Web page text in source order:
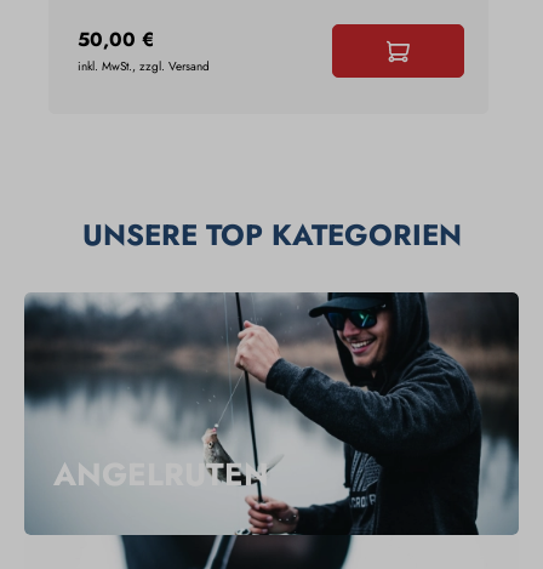
50,00 €
inkl. MwSt., zzgl. Versand
UNSERE TOP KATEGORIEN
ANGELRUTEN